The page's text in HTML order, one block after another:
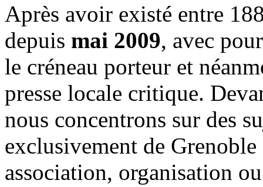
Après avoir existé entre
depuis mai 2009, avec
le créneau porteur et
presse locale critique.
nous concentrons sur des
exclusivement de
association, organisation